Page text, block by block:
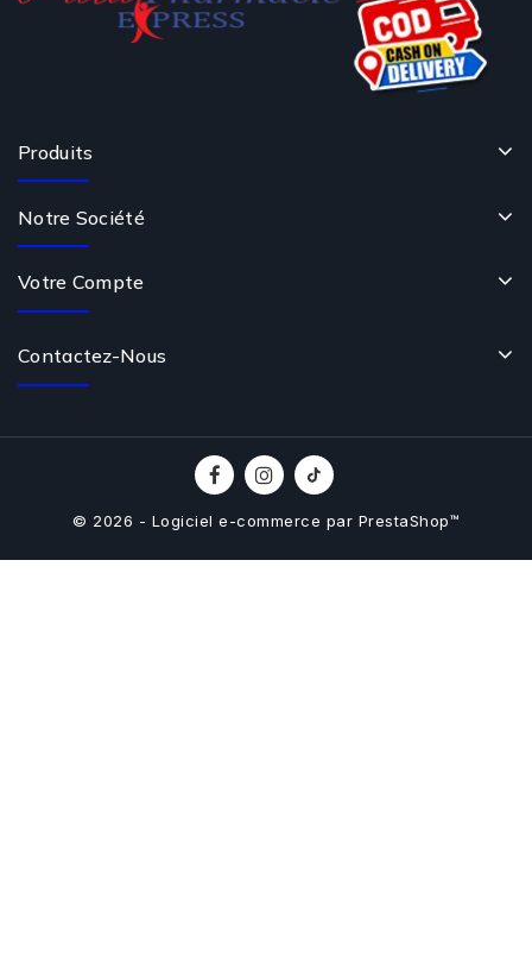
Produits
Notre Société
Votre Compte
Contactez-Nous
© 2026 - Logiciel e-commerce par PrestaShop™